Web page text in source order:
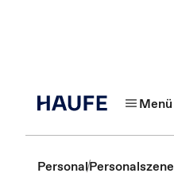
Menü
PersonalPersonalszene